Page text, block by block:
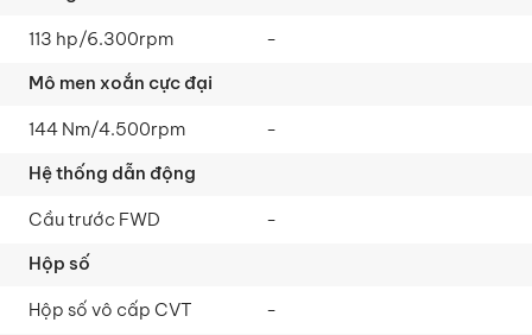
113 hp/6.300rpm -
144 Nm/4.500rpm -
Cầu trước FWD -
Hộp số vô cấp CVT -